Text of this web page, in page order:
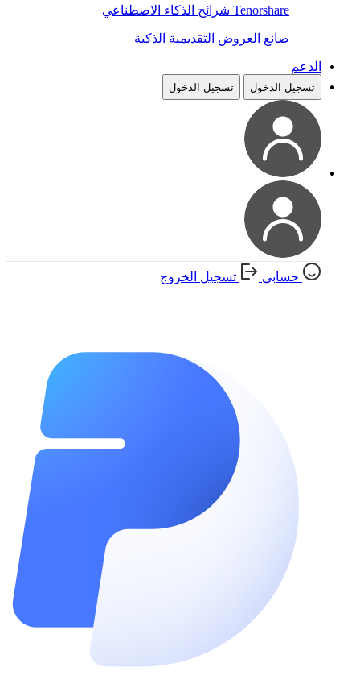
Tenorshare شرائح الذكاء الاصطناعي
صانع العروض التقديمية الذكية
الدعم
تسجيل الدخول تسجيل الدخول
حسابي تسجيل الخروج